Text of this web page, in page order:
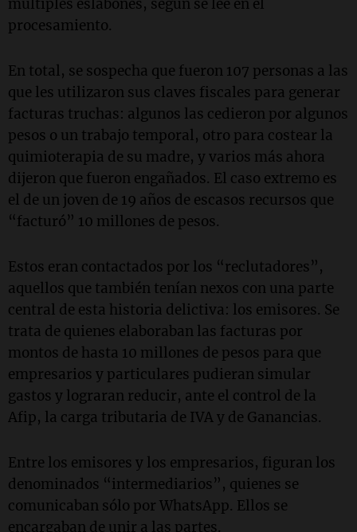
múltiples eslabones, según se lee en el
procesamiento.
En total, se sospecha que fueron 107 personas a las
que les utilizaron sus claves fiscales para generar
facturas truchas: algunos las cedieron por algunos
pesos o un trabajo temporal, otro para costear la
quimioterapia de su madre, y varios más ahora
dijeron que fueron engañados. El caso extremo es
el de un joven de 19 años de escasos recursos que
“facturó” 10 millones de pesos.
Estos eran contactados por los “reclutadores”,
aquellos que también tenían nexos con una parte
central de esta historia delictiva: los emisores. Se
trata de quienes elaboraban las facturas por
montos de hasta 10 millones de pesos para que
empresarios y particulares pudieran simular
gastos y lograran reducir, ante el control de la
Afip, la carga tributaria de IVA y de Ganancias.
Entre los emisores y los empresarios, figuran los
denominados “intermediarios”, quienes se
comunicaban sólo por WhatsApp. Ellos se
encargaban de unir a las partes.